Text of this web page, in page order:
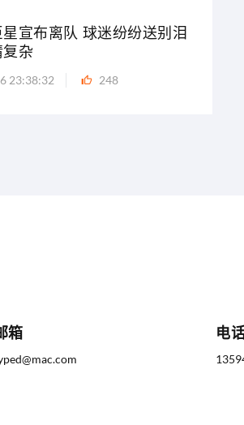
宣布离队 球迷纷纷送别泪
杂
23:38:32 248
箱 电